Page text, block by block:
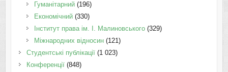
Гуманітарний(196)
Економічний(330)
Інститут права ім. І. Малиновського(329)
Міжнародних відносин(121)
Студентські публікації(1 023)
Конференції(848)